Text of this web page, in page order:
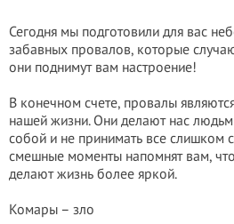
Сегодня мы подготовили для вас
забавных провалов, которые
они поднимут вам настроение!
В конечном счете, провалы
нашей жизни. Они делают нас
собой и не принимать все слишком
смешные моменты напомнят вам,
делают жизнь более яркой.
Комары – зло